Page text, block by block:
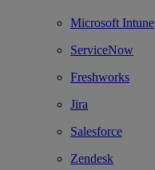
Microsoft Intune
ServiceNow
Freshworks
Jira
Salesforce
Zendesk